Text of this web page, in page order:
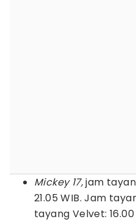
Mickey 17,jam
21.05 WIB. Jam
tayang Velvet: 16.00